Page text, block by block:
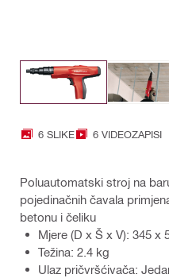
6 SLIKE 6 VIDEOZAPISI
Poluautomatski stroj na
pojedinačnih čavala
betonu i čeliku
Mjere (D x Š x V): 345 x
Težina: 2.4 kg
Ulaz pričvršćivača: